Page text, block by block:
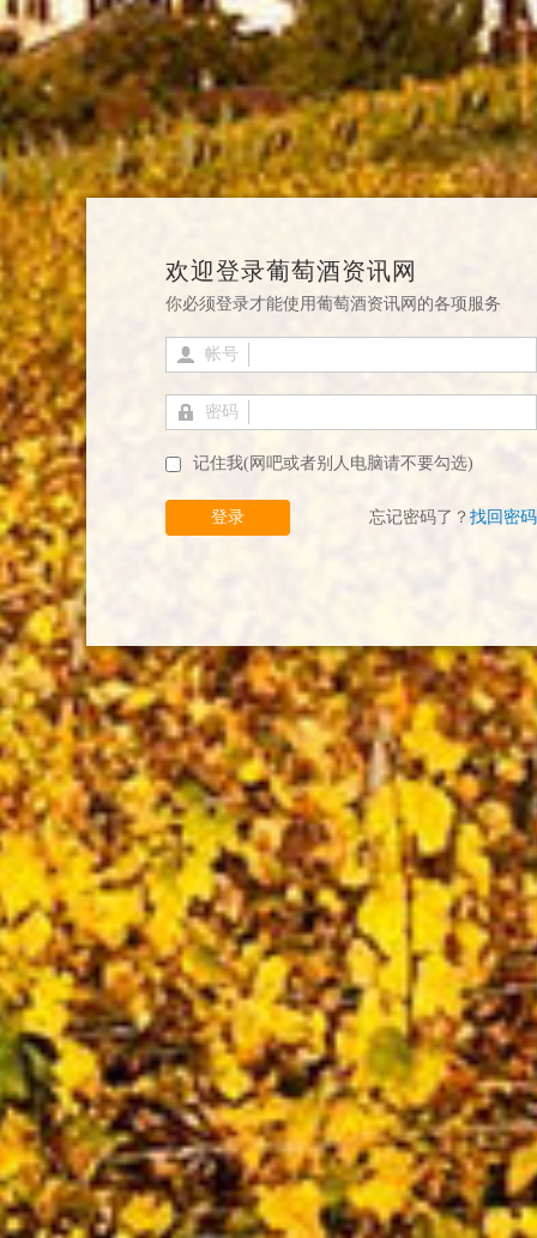
欢迎登录葡萄酒资讯网
你必须登录才能使用葡萄酒资讯网的各项服务
帐号
密码
记住我(网吧或者别人电脑请不要勾选)
登录 忘记密码了？ 找回密码